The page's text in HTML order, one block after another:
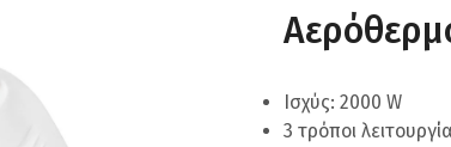
Ισχύς: 2000 W
3 τρόποι